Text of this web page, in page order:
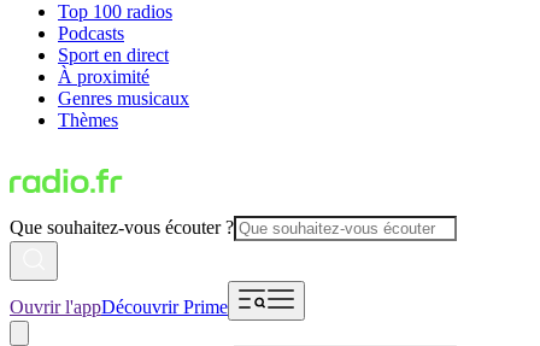
Top 100 radios
Podcasts
Sport en direct
À proximité
Genres musicaux
Thèmes
Que souhaitez-vous écouter ?
Ouvrir l'appDécouvrir Prime